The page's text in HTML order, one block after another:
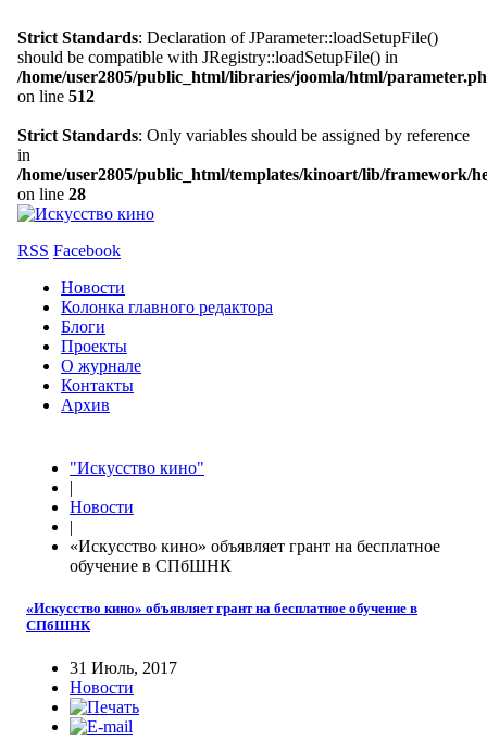
Strict Standards: Declaration of JParameter::loadSetupFile()
should be compatible with JRegistry::loadSetupFile() in
/home/user2805/public_html/libraries/joomla/html/
on line 512
Strict Standards: Only variables should be assigned by reference
in
/home/user2805/public_html/templates/kinoart/lib/framework/
on line 28
RSS Facebook
Новости
Колонка главного редактора
Блоги
Проекты
О журнале
Контакты
Архив
"Искусство кино"
|
Новости
|
«Искусство кино» объявляет грант на бесплатное
обучение в СПбШНК
«Искусство кино» объявляет грант на бесплатное обучение в
СПбШНК
31 Июль, 2017
Новости